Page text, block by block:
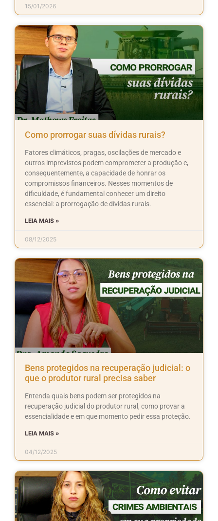
15/01/2026
Como prorrogar suas dívidas rurais?
Fatores climáticos, pragas, oscilações de mercado e
outros imprevistos podem comprometer a produção e,
consequentemente, a capacidade de honrar os
compromissos financeiros. Nesses momentos de
dificuldade, é fundamental conhecer um direito
essencial: a prorrogação de dívidas rurais.
LEIA MAIS »
08/12/2025
Bens protegidos na recuperação judicial: o
que o produtor rural precisa saber
Entenda quais bens podem ser protegidos na
recuperação judicial do produtor rural, como provar a
essencialidade e em que momento pedir essa proteção.
LEIA MAIS »
04/12/2025